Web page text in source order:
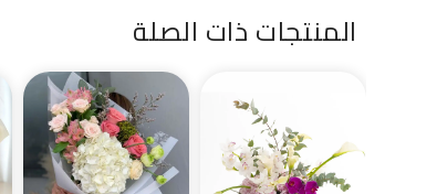
المنتجات ذات الصلة